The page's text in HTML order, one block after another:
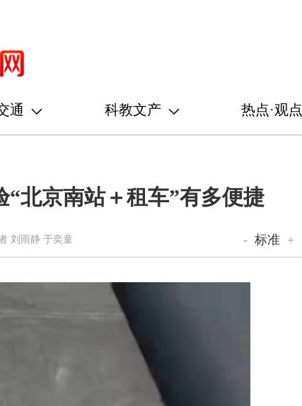
通 科教文产 热点·观点
“北京南站＋租车”有多便捷
刘雨静 于奕童 - 标准 +